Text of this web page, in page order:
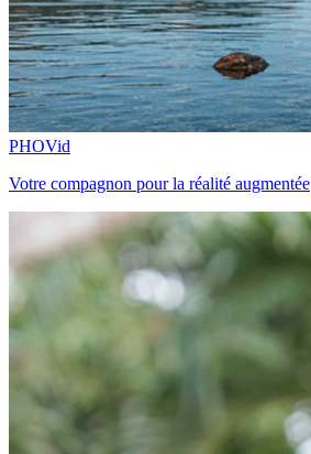
PHOVid
Votre compagnon pour la réalité augmentée